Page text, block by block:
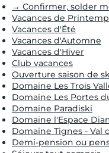
→ Confirmer, solder
Vacances de
Vacances d'Été
Vacances d'Automne
Vacances d'Hiver
Club vacances
Ouverture saison de
Domaine Les Trois
Domaine Les Portes
Domaine Paradiski
Domaine l'Espace
Domaine Tignes - Val
Demi-pension ou